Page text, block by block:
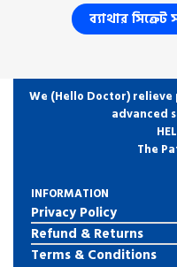
ব্যাথার
We (Hello Doctor)
advanced
The
INFORMATION
Privacy Policy
Refund & Returns
Terms & Conditions